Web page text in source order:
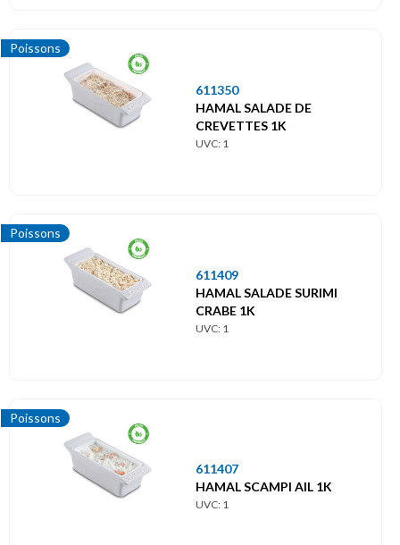
Poissons
611350
HAMAL SALADE DE
CREVETTES 1K
UVC: 1
Poissons
611409
HAMAL SALADE SURIMI
CRABE 1K
UVC: 1
Poissons
611407
HAMAL SCAMPI AIL 1K
UVC: 1